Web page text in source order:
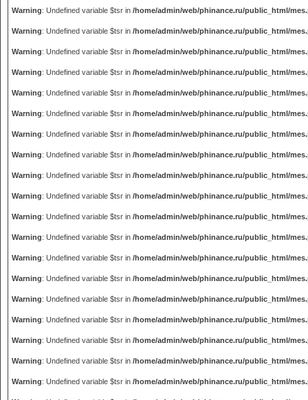
Warning: Undefined variable $tsr in /home/admin/web/phinance.ru/public_html/
Warning: Undefined variable $tsr in /home/admin/web/phinance.ru/public_html/
Warning: Undefined variable $tsr in /home/admin/web/phinance.ru/public_html/
Warning: Undefined variable $tsr in /home/admin/web/phinance.ru/public_html/
Warning: Undefined variable $tsr in /home/admin/web/phinance.ru/public_html/
Warning: Undefined variable $tsr in /home/admin/web/phinance.ru/public_html/
Warning: Undefined variable $tsr in /home/admin/web/phinance.ru/public_html/
Warning: Undefined variable $tsr in /home/admin/web/phinance.ru/public_html/
Warning: Undefined variable $tsr in /home/admin/web/phinance.ru/public_html/
Warning: Undefined variable $tsr in /home/admin/web/phinance.ru/public_html/
Warning: Undefined variable $tsr in /home/admin/web/phinance.ru/public_html/
Warning: Undefined variable $tsr in /home/admin/web/phinance.ru/public_html/
Warning: Undefined variable $tsr in /home/admin/web/phinance.ru/public_html/
Warning: Undefined variable $tsr in /home/admin/web/phinance.ru/public_html/
Warning: Undefined variable $tsr in /home/admin/web/phinance.ru/public_html/
Warning: Undefined variable $tsr in /home/admin/web/phinance.ru/public_html/
Warning: Undefined variable $tsr in /home/admin/web/phinance.ru/public_html/
Warning: Undefined variable $tsr in /home/admin/web/phinance.ru/public_html/
Warning: Undefined variable $tsr in /home/admin/web/phinance.ru/public_html/